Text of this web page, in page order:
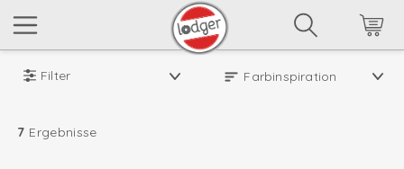
Filter
7 Ergebnisse